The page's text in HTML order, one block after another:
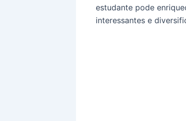
estudante pode
interessantes e